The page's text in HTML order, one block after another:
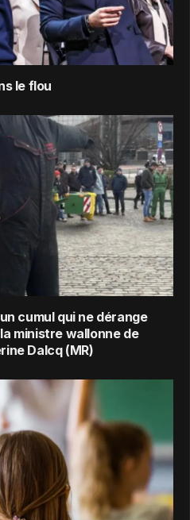
le flou
cumul qui ne dérange
ministre wallonne de
Dalcq (MR)